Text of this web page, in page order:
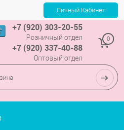
+7 (920) 303-20-55
Розничный отдел
+7 (920) 337-40-88
Оптовый отдел
0